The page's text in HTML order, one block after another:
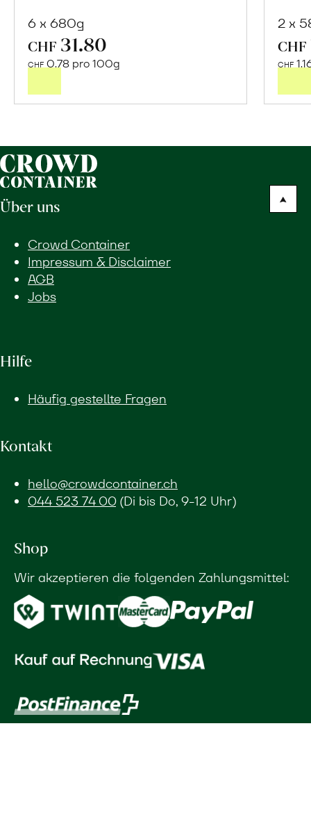
6 x 680g
CHF 31.80
CHF0.78 pro 100g
2 x
CHF
CHF
Über uns
Crowd Container
Impressum & Disclaimer
AGB
Jobs
Hilfe
Häufig gestellte Fragen
Kontakt
hello@crowdcontainer.ch
044 523 74 00(Di bis Do, 9-12 Uhr)
Shop
Wir akzeptieren die folgenden Zahlungsmittel: